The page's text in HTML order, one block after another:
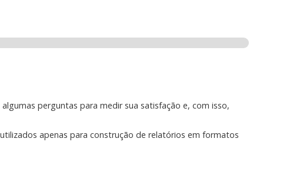
perguntas para medir sua satisfação e, com isso,
apenas para construção de relatórios em formatos